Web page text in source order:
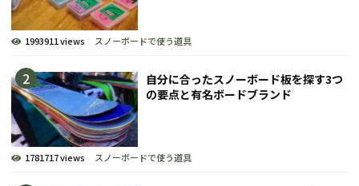
1993911 views スノーボードで使う道具
自分に合ったスノーボード板を探す3つ
の要点と有名ボードブランド
1781717 views スノーボードで使う道具